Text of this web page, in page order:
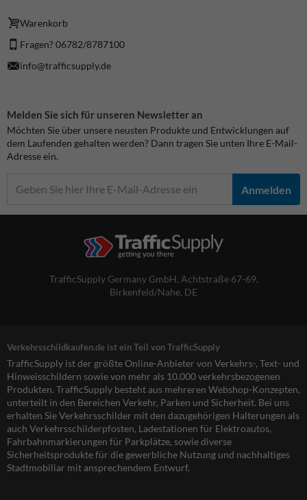
Warenkorb
Fragen? 06782/8787100
info@trafficsupply.de
Melden Sie sich für unseren Newsletter an
Möchten Sie über unsere neusten Produkte und Entwicklungen auf
dem Laufenden gehalten werden? Dann tragen Sie unten Ihre E-Mail-
Adresse ein.
Anmelden
TrafficSupply Germany GmbH, Achtstraße 67-69,
Birkenfeld/Nahe, DE
Verkehrsschildkaufen.de ist ein Teil von TrafficSupply
TrafficSupply ist der größte Online-Anbieter von Verkehrs-, Text- und
Hinweisschildern sowie von mehr als 10.000 verkehrsbezogenen
Produkten. TrafficSupply besteht aus mehreren Webshop-Konzepten,
unterteilt in den Bereichen Verkehr, Parken und Sicherheit. Bei uns
erhalten Sie Verkehrsschilder mit den dazugehörigen Halterungen als
auch Verkehrsschilderpfosten, Ladestationen für Elektroautos,
Fahrbahnmarkierungen für Parkplätze, sowie diverse
Sicherheitsprodukte für die gewerbliche Nutzung und nachhaltiges
Stadtmobiliar mit ansprechendem Entwurf.